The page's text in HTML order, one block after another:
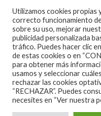
2007
Utilizamos cookies propias
correcto funcionamiento
sobre su uso, mejorar
publicidad personalizada
tráfico. Puedes hacer clic
de estas cookies o en
para obtener más
usamos y seleccionar
rechazar las cookies
“RECHAZAR”. Puedes
necesites en “Ver nuestra